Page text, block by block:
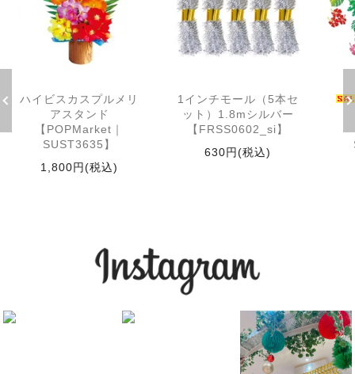
ハイビスカスプルメリ
アスタンド
【POPMarket｜
SUST3635】
1,800円(税込)
1インチモール（5本セ
ット）1.8mシルバー
【FRSS0602_si】
630円(税込)